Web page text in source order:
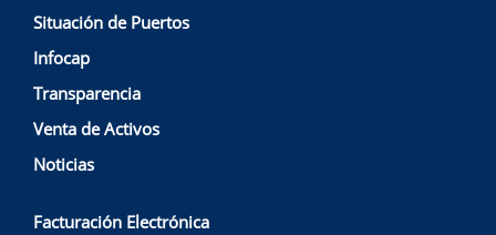
Situación de Puertos
Infocap
Transparencia
Venta de Activos
Noticias
Facturación Electrónica